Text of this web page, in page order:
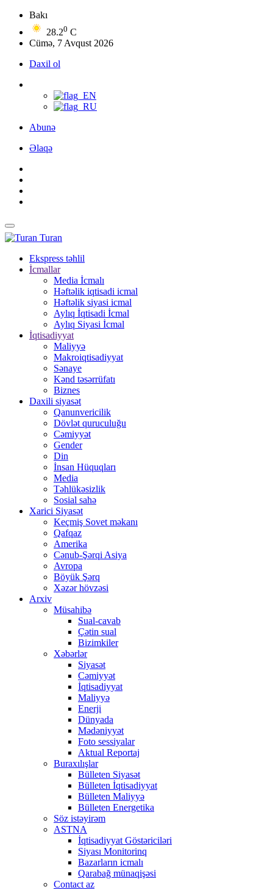
Bakı
28.20 C
Cümə, 7 Avqust 2026
Daxil ol
Abunə
Əlaqə
Turan
Ekspress təhlil
İcmallar
Media İcmalı
Həftəlik iqtisadi icmal
Həftəlik siyasi icmal
Aylıq İqtisadi İcmal
Aylıq Siyasi İcmal
İqtisadiyyat
Maliyyə
Makroiqtisadiyyat
Sənaye
Kənd təsərrüfatı
Biznes
Daxili siyasət
Qanunvericilik
Dövlət quruculuğu
Cəmiyyət
Gender
Din
İnsan Hüquqları
Media
Təhlükəsizlik
Sosial sahə
Xarici Siyasət
Keçmiş Sovet məkanı
Qafqaz
Amerika
Cənub-Şərqi Asiya
Avropa
Böyük Şərq
Xəzər hövzəsi
Arxiv
Müsahibə
Sual-cavab
Çətin sual
Bizimkiler
Xəbərlər
Siyasət
Cəmiyyət
İqtisadiyyat
Maliyyə
Enerji
Dünyada
Mədəniyyət
Foto sessiyalar
Aktual Reportaj
Buraxılışlar
Bülleten Siyasət
Bülleten İqtisadiyyat
Bülleten Maliyyə
Bülleten Energetika
Söz istəyirəm
ASTNA
İqtisadiyyat Göstəriciləri
Siyası Monitorinq
Bazarların icmalı
Qarabağ münaqişəsi
Contact az